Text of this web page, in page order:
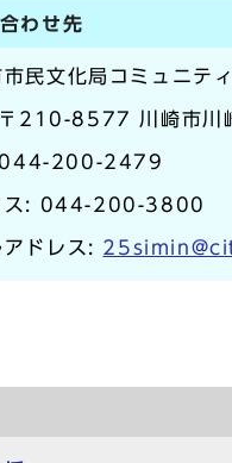
わせ先
市民文化局コミュニテ
210-8577 川崎市川
044-200-2479
ス: 044-200-3800
アドレス: